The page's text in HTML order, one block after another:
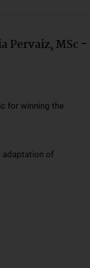
Pervaiz, MSc -
for winning the
adaptation of